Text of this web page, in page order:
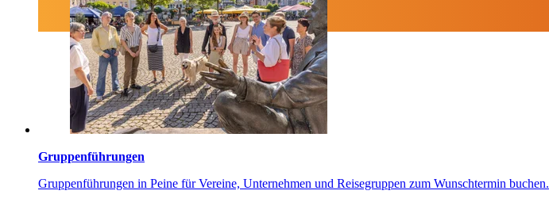
Gruppenführungen
Gruppenführungen in Peine für Vereine, Unternehmen und Reisegruppen zum Wunschtermin buchen.